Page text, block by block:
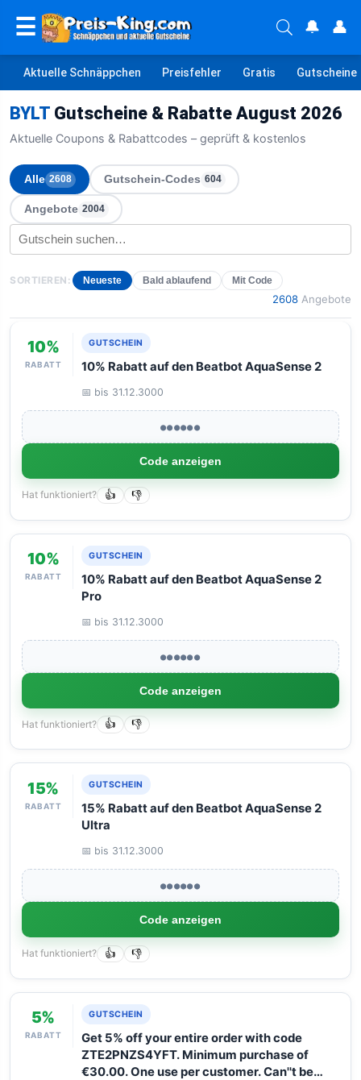
☰ 🔔 👤
Aktuelle Schnäppchen Preisfehler Gratis Gutscheine
BYLT Gutscheine & Rabatte August 2026
Aktuelle Coupons & Rabattcodes – geprüft & kostenlos
Alle 2608 Gutschein-Codes 604
Angebote 2004
SORTIEREN: Neueste Bald ablaufend Mit Code
2608 Angebote
10%
RABATT
GUTSCHEIN
10% Rabatt auf den Beatbot AquaSense 2
📅 bis 31.12.3000
●●●●●●
Code anzeigen
Hat funktioniert? 👍 👎
10%
RABATT
GUTSCHEIN
10% Rabatt auf den Beatbot AquaSense 2
Pro
📅 bis 31.12.3000
●●●●●●
Code anzeigen
Hat funktioniert? 👍 👎
15%
RABATT
GUTSCHEIN
15% Rabatt auf den Beatbot AquaSense 2
Ultra
📅 bis 31.12.3000
●●●●●●
Code anzeigen
Hat funktioniert? 👍 👎
5%
RABATT
GUTSCHEIN
Get 5% off your entire order with code
ZTE2PNZS4YFT. Minimum purchase of
€30.00. One use per customer. Can''t be